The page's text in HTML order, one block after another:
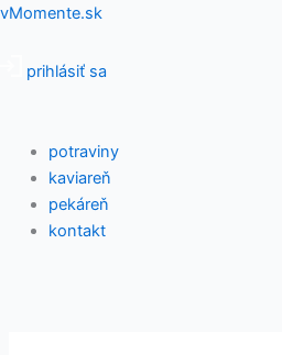
Preskočiť
obsah
vMomente.sk
prihlásiť sa
Menu
potraviny
kaviareň
pekáreň
kontakt